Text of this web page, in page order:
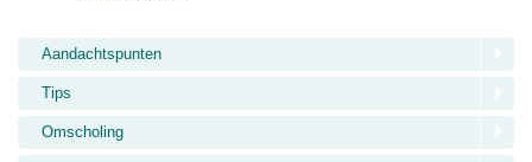
Aandachtspunten
Tips
Omscholing